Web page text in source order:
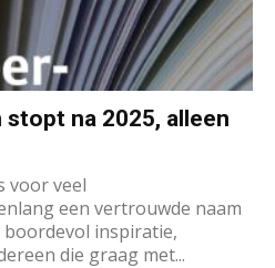
stopt na 2025, alleen
voor veel
een vertrouwde naam
boordevol inspiratie,
die graag met...